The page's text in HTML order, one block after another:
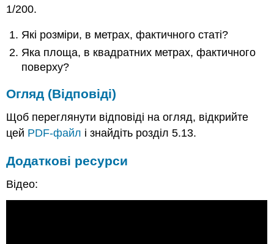
1/200.
Які розміри, в метрах, фактичного статі?
Яка площа, в квадратних метрах, фактичного
поверху?
Огляд (Відповіді)
Щоб переглянути відповіді на огляд, відкрийте
цей PDF-файл і знайдіть розділ 5.13.
Додаткові ресурси
Відео: